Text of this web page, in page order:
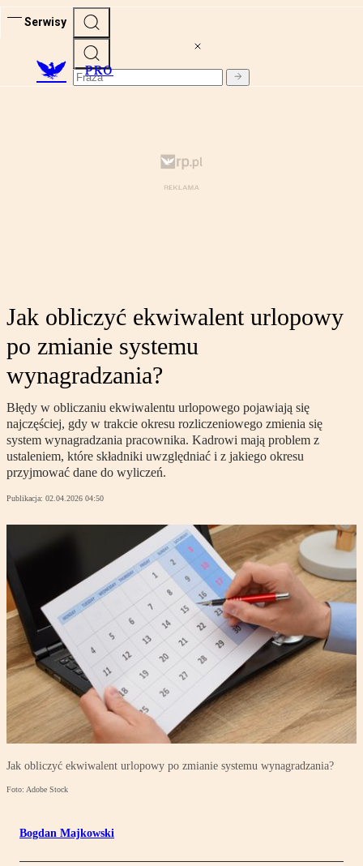
Serwisy
PRO
Jak obliczyć ekwiwalent urlopowy
po zmianie systemu
wynagradzania?
Błędy w obliczaniu ekwiwalentu urlopowego pojawiają się
najczęściej, gdy w trakcie okresu rozliczeniowego zmienia się
system wynagradzania pracownika. Kadrowi mają problem z
ustaleniem, które składniki uwzględniać i z jakiego okresu
przyjmować dane do wyliczeń.
Publikacja: 02.04.2026 04:50
Jak obliczyć ekwiwalent urlopowy po zmianie systemu wynagradzania?
Foto: Adobe Stock
Bogdan Majkowski